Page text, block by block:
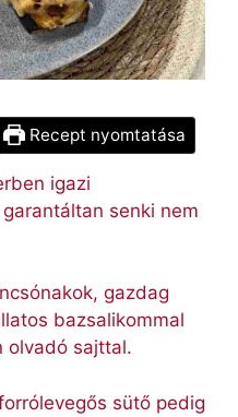
Recept nyomtatása
igazi
senki nem
gazdag
bazsalikommal
olvadó sajttal.
sütő pedig